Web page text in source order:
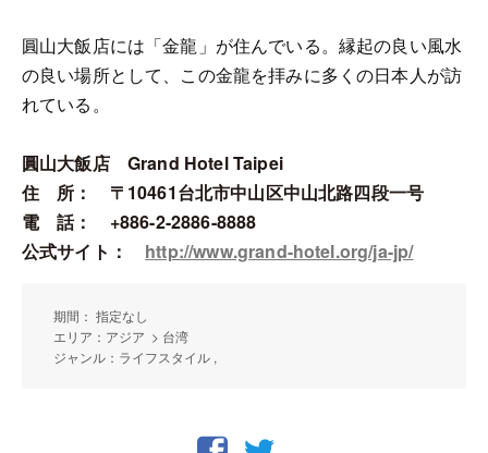
圓山大飯店には「金龍」が住んでいる。縁起の良い風水
の良い場所として、この金龍を拝みに多くの日本人が訪
れている。
圓山大飯店 Grand Hotel Taipei
住 所： 〒10461台北市中山区中山北路四段一号
電 話： +886-2-2886-8888
公式サイト： http://www.grand-hotel.org/ja-jp/
期間： 指定なし
エリア：アジア > 台湾
ジャンル：ライフスタイル ,